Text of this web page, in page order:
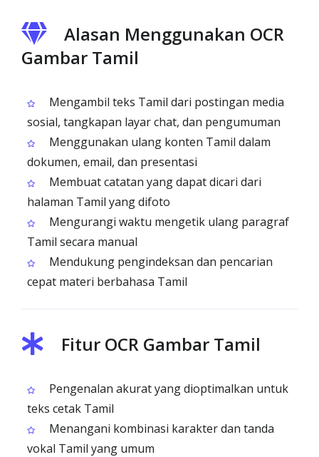
Alasan Menggunakan OCR
Gambar Tamil
Mengambil teks Tamil dari postingan media
sosial, tangkapan layar chat, dan pengumuman
Menggunakan ulang konten Tamil dalam
dokumen, email, dan presentasi
Membuat catatan yang dapat dicari dari
halaman Tamil yang difoto
Mengurangi waktu mengetik ulang paragraf
Tamil secara manual
Mendukung pengindeksan dan pencarian
cepat materi berbahasa Tamil
Fitur OCR Gambar Tamil
Pengenalan akurat yang dioptimalkan untuk
teks cetak Tamil
Menangani kombinasi karakter dan tanda
vokal Tamil yang umum